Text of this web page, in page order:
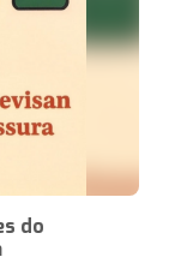
do